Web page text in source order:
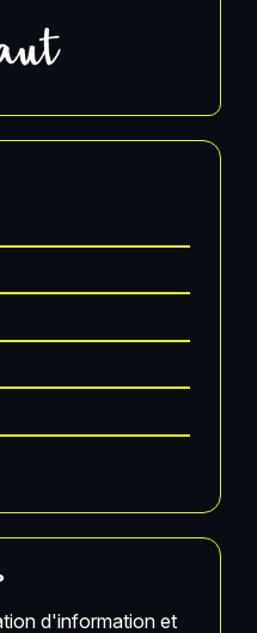
d'information et